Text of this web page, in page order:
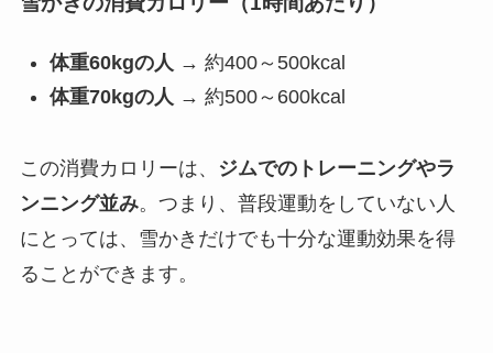
体重60kgの人 → 約400～500kcal
体重70kgの人 → 約500～600kcal
この消費カロリーは、
ジムでのトレーニングやラ
ンニング並み。つまり、普段運動をしていない人
にとっては、雪かきだけでも十分な運動効果を得
ることができます。